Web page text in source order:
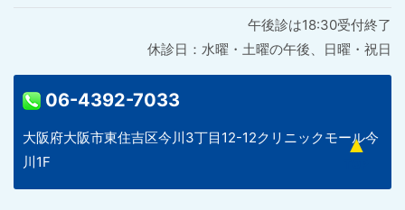
午後診は18:30受付終了
休診日：水曜・土曜の午後、日曜・祝日
06-4392-7033
大阪府大阪市東住吉区今川3丁目12-12クリニックモール今
川1F